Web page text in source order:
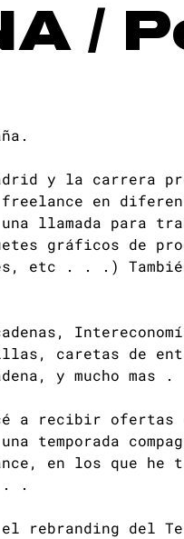
/
y la carrera
en
llamada para
gráficos de
etc . . .)
caretas de
y mucho mas
a recibir ofertas
temporada
en los que he
. .
rebranding del